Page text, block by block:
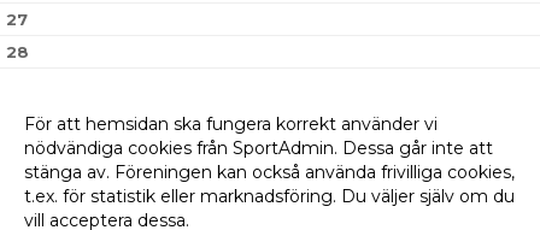
27
28
30För att hemsidan ska fungera korrekt använder vi
nödvändiga cookies från SportAdmin. Dessa går inte att
stänga av. Föreningen kan också använda frivilliga cookies,
t.ex. för statistik eller marknadsföring. Du väljer själv om du
vill acceptera dessa.